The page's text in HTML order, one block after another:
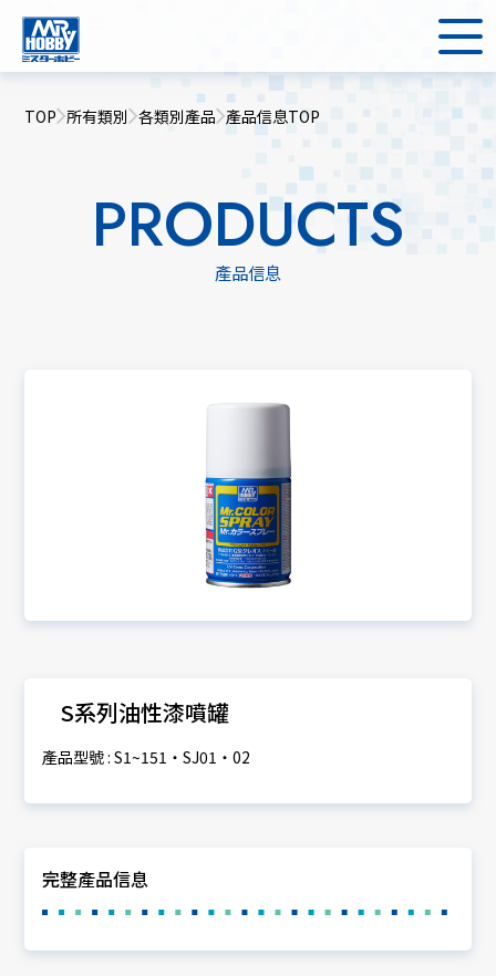
TOP 所有類別 各類別產品 產品信息TOP
PRODUCTS
產品信息
S系列油性漆噴罐
產品型號 : S1~151・SJ01・02
完整產品信息